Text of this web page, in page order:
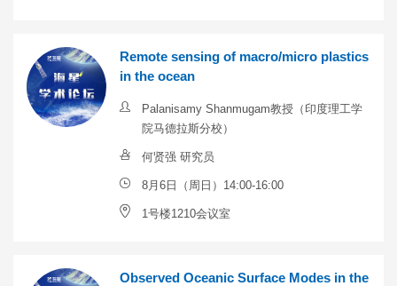
Remote sensing of macro/micro plastics
in the ocean
Palanisamy Shanmugam教授（印度理工学
院马德拉斯分校）
何贤强 研究员
8月6日（周日）14:00-16:00
1号楼1210会议室
Observed Oceanic Surface Modes in the